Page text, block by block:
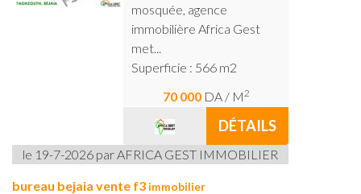
mosquée, agence
immobilière Africa Gest
met...
Superficie : 566 m2
70 000 DA/ M2
DÉTAILS
le 19-7-2026 par AFRICA GEST IMMOBILIER
bureau bejaia vente f3immobilier